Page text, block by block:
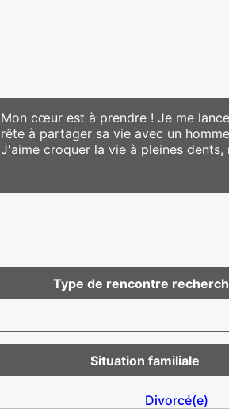
Mon cœur est à prendre ! Je me
rête à partager sa vie avec un
J'aime croquer la vie à pleines
Type de rencontre
Situation familiale
Divorcé(e)